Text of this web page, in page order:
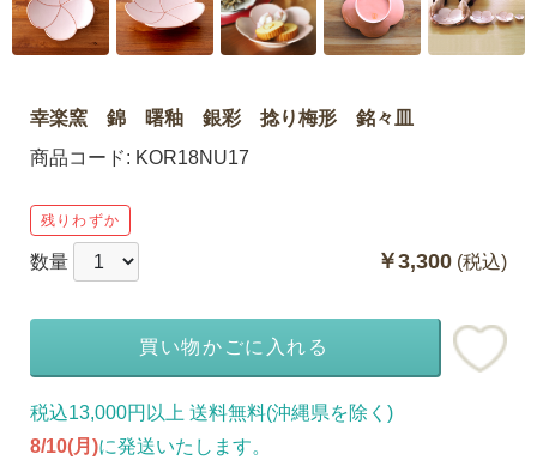
幸楽窯 錦 曙釉 銀彩 捻り梅形 銘々皿
商品コード: KOR18NU17
残りわずか
￥3,300 (税込)
数量
買い物かごに入れる
税込13,000円以上 送料無料(沖縄県を除く)
8/10(月)に発送いたします。